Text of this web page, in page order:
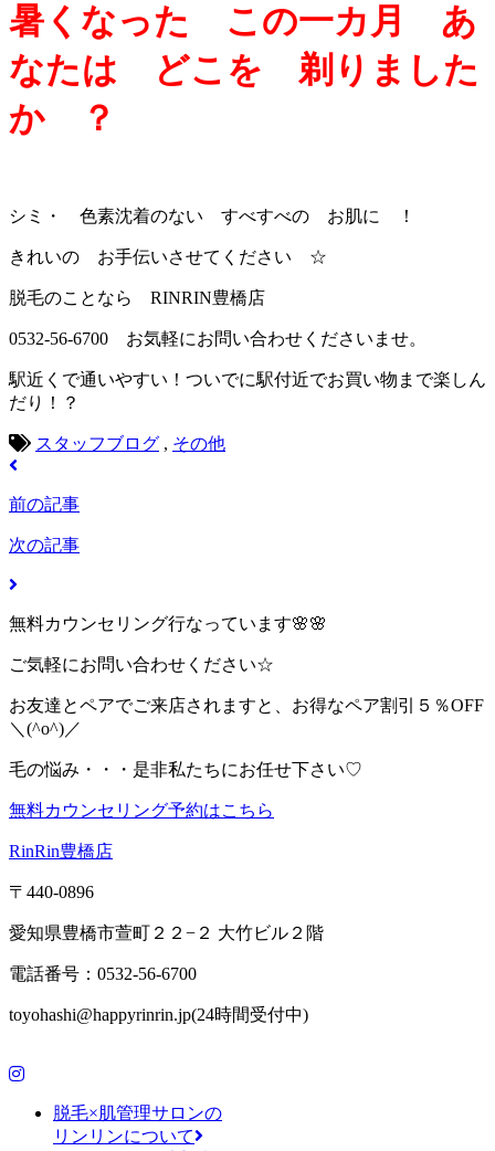
暑くなった この一カ月 あ
なたは どこを 剃りました
か ？
シミ・ 色素沈着のない すべすべの お肌に ！
きれいの お手伝いさせてください ☆
脱毛のことなら RINRIN豊橋店
0532-56-6700 お気軽にお問い合わせくださいませ。
駅近くで通いやすい！ついでに駅付近でお買い物まで楽しん
だり！？
スタッフブログ , その他
前の記事
次の記事
無料カウンセリング行なっています🌸🌸
ご気軽にお問い合わせください☆
お友達とペアでご来店されますと、お得なペア割引５％OFF
＼(^o^)／
毛の悩み・・・是非私たちにお任せ下さい♡
無料カウンセリング予約はこちら
RinRin豊橋店
〒440-0896
愛知県豊橋市萱町２２−２ 大竹ビル２階
電話番号：0532-56-6700
toyohashi@happyrinrin.jp(24時間受付中)
脱毛×肌管理サロンの
リンリンについて